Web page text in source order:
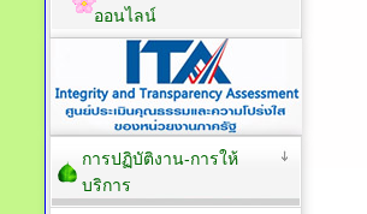
ออนไลน์
การปฏิบัติงาน-การให้
บริการ